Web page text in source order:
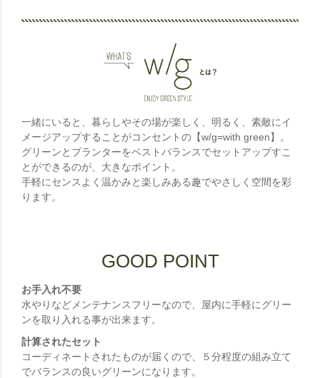
一緒にいると、暮らしやその場が楽しく、明るく、素敵にイ
メージアップすることがコンセントの【w/g=with green】。
グリーンとプランターをベストバランスでセットアップすこ
とができるのが、大きなポイント。
手軽にセンスよく温かみと楽しみある趣でやさしく空間を彩
ります。
GOOD POINT
お手入れ不要
水やりなどメンテナンスフリーなので、屋内に手軽にグリー
ンを取り入れる事が出来ます。
計算されたセット
コーディネートされたものが届くので、５分程度の組み立て
でバランスの良いグリーンになります。